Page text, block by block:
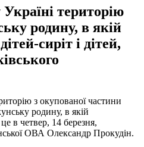
територію
родину, в якій
сиріт і дітей,
з окупованої частини
родину, в якій
в четвер, 14 березня,
ОВА Олександр Прокудін.